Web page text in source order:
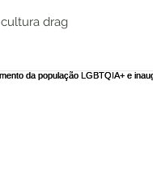
cultura drag